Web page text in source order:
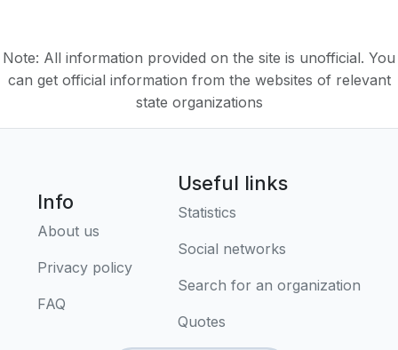
Note: All information provided on the site is unofficial. You
can get official information from the websites of relevant
state organizations
Info
About us
Privacy policy
FAQ
Useful links
Statistics
Social networks
Search for an organization
Quotes